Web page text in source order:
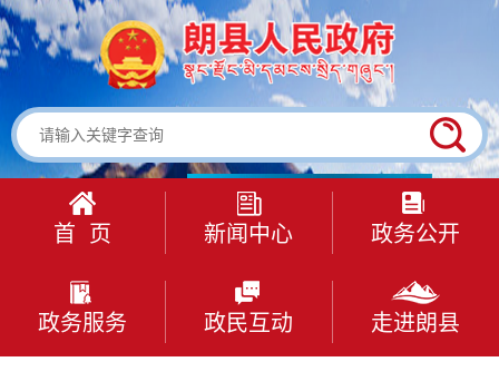
首 页 新闻中心 政务公开
政务服务 政民互动 走进朗县